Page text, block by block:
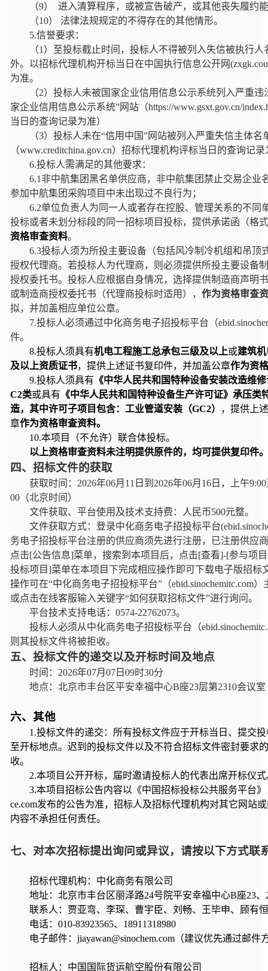
（9）
进入清算程序，或被宣告破产，或其他丧失履约
（10）
法律法规规定的不得存在的其他情形。
5.信誉要求：
（1 ）至投标截止时间，投标人不得被列入失信被执行
外。以招标代理机构开标当日在中国执行信息公开网
为准。
（2）投标人未被国家企业信用信息公示系统列入严重违
家企业信用信息公示系统”网站（https://www.gsxt.gov.cn/
当日的查询记录为准）
（3）投标人未在“信用中国”网站被列入严重失信主体名
（www.creditchina.gov.cn）招标代理机构评标当日的查询记录
6.投标人需满足的其他要求：
6.1 非中航集团黑名单供应商，非中航集团禁止交易企业
参加中航集团采购项目中未出现过不良行为；
6.2单位负责人为同一人或者存在控股、管理关系的不同
投标或者未划分标段的同一招标项目投标，提供承诺函（格
资格审查资料。
6.3投标人须为所投主要设备（包括风冷制冷机组和吊顶
授权代理商。若投标人为代理商，则必须提供所投主要设备
授权委托书。投标人应根据自身情况，选择提供制造商声明
或制造商授权委托书（代理商投标时适用）， 作为资格审查
拟，并加盖相应单位公章。
7.投标人必须通过中化商务电子招投标平台（
件。
8.投标人须具有机电工程施工总承包三级及以上或建筑
及以上资质证书，提供上述证书复印件，并加盖公章作为资
9.投标人须具有 《中华人民共和国特种设备安装改造维
C2类或具有 《中华人民共和国特种设备生产许可证》承压类
造，其中许可子项目包含：工业管道安装（GC2）
，提供上
章作为资格审查资料。
10.本项目（不允许）联合体投标。
以上资格审查资料未注明提供原件的，均可提供复印件
四、招标文件的获取
获取时间： 2026年06月 11 日到 2026年06月 16 日，上午9:00
00 （北京时间）
文件获取、平台使用及技术支持费：人民币500元整。
文件获取方式：登录中化商务电子招投标平台
务电子招投标平台注册的供应商须先进行注册，已注册供应
点击[公告信息]菜单，搜索到本项目后，点击[查看]-[参与项目
投标项目]菜单在本项目下完成相应操作即可下载电子版招标
操作可在“中化商务电子招投标平台”（ebid.sinochemitc.com）
或点击在线客服输入关键字“如何获取招标文件”进行询问。
平台技术支持电话： 0574-22762073。
投标人必须从中化商务电子招投标平台（
则其投标文件将被拒收。
五、投标文件的递交以及开标时间及地点
时间： 2026年07月 07 日 09时30分
地点：北京市丰台区平安幸福中心B座23层第2310会议室
六、其他
1.投标文件的递交：所有投标文件应于开标当日、提交
至开标地点。迟到的投标文件以及不符合招标文件密封要求
收。
2.本项目公开开标，届时邀请投标人的代表出席开标仪式
3.本项目招标公告内容以《中国招标投标公共服务平台》
ce.com发布的公告为准，招标人及招标代理机构对其它网站
内容不承担任何责任。
七、对本次招标提出询问或异议，请按以下方式联
招标代理机构：中化商务有限公司
地址：北京市丰台区丽泽路24号院平安幸福中心B座23、
联系人：贾亚弯、李琛、曹宇臣、刘畅、王毕申、顾有恒
电话： 010-83923565、 18911318980
电子邮件： jiayawan@sinochem.com （建议优先通过邮件
招标人：中国国际货运航空股份有限公司